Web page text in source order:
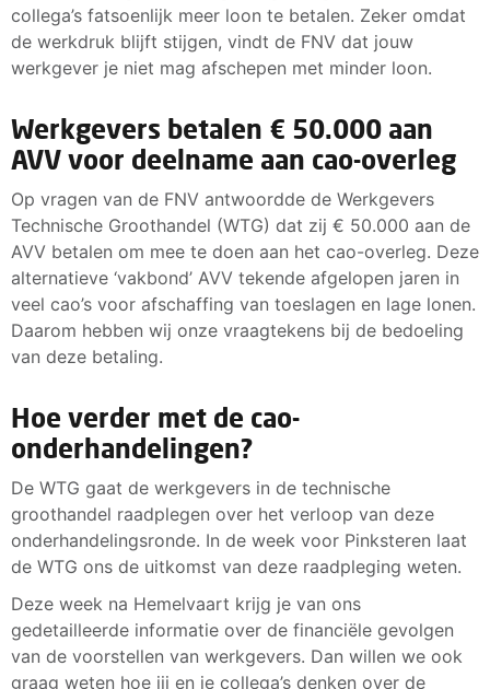
collega’s fatsoenlijk meer loon te betalen. Zeker omdat
de werkdruk blijft stijgen, vindt de FNV dat jouw
werkgever je niet mag afschepen met minder loon.
Werkgevers betalen € 50.000 aan
AVV voor deelname aan cao-overleg
Op vragen van de FNV antwoordde de Werkgevers
Technische Groothandel (WTG) dat zij € 50.000 aan de
AVV betalen om mee te doen aan het cao-overleg. Deze
alternatieve ‘vakbond’ AVV tekende afgelopen jaren in
veel cao’s voor afschaffing van toeslagen en lage lonen.
Daarom hebben wij onze vraagtekens bij de bedoeling
van deze betaling.
Hoe verder met de cao-
onderhandelingen?
De WTG gaat de werkgevers in de technische
groothandel raadplegen over het verloop van deze
onderhandelingsronde. In de week voor Pinksteren laat
de WTG ons de uitkomst van deze raadpleging weten.
Deze week na Hemelvaart krijg je van ons
gedetailleerde informatie over de financiële gevolgen
van de voorstellen van werkgevers. Dan willen we ook
graag weten hoe jij en je collega’s denken over de